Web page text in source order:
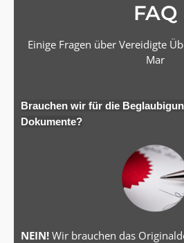
FAQ
Einige Fragen über Vereidigte
Mar
Brauchen wir für die
Dokumente?
NEIN! Wir brauchen das